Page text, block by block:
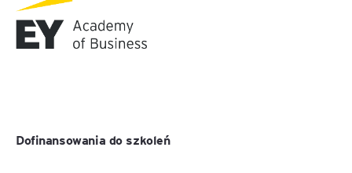
Dofinansowania do szkoleń